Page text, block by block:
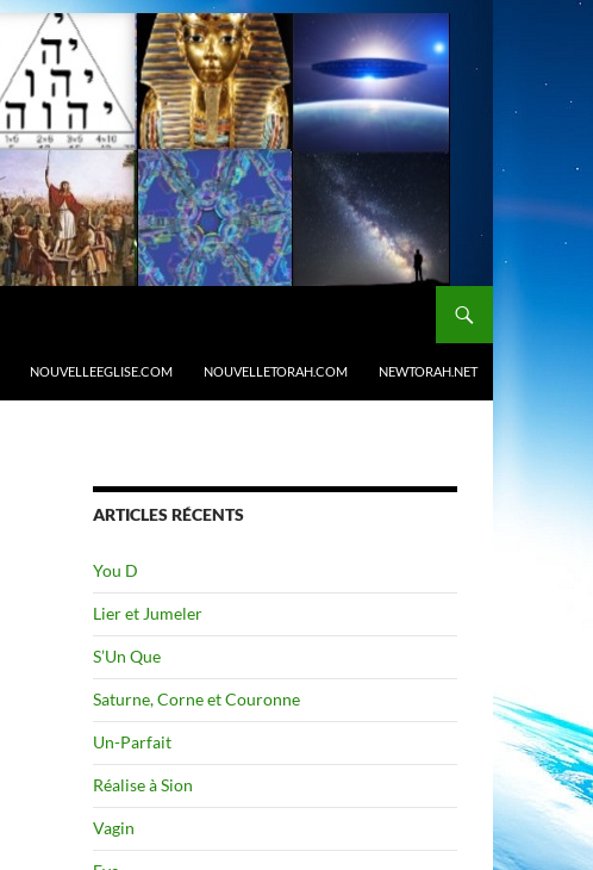
NOUVELLEEGLISE.COM NOUVELLETORAH.COM NEWTORAH.NET
ARTICLES RÉCENTS
You D
Lier et Jumeler
S’Un Que
Saturne, Corne et Couronne
Un-Parfait
Réalise à Sion
Vagin